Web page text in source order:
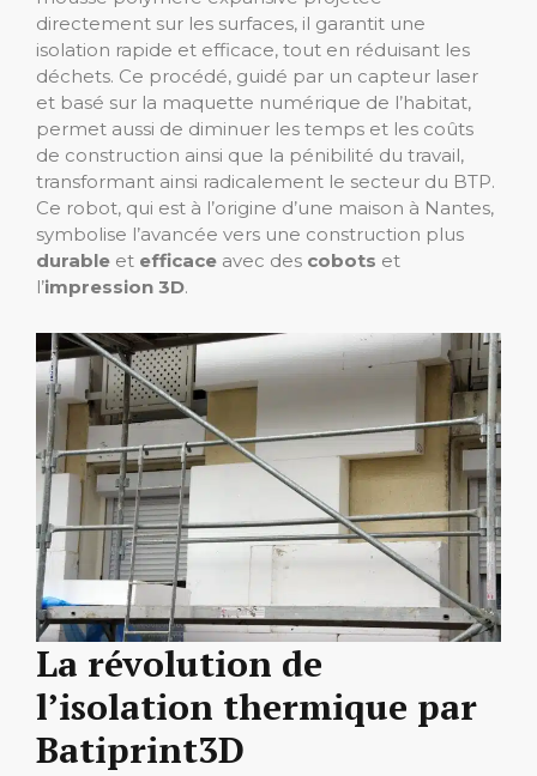
directement sur les surfaces, il garantit une
isolation rapide et efficace, tout en réduisant les
déchets. Ce procédé, guidé par un capteur laser
et basé sur la maquette numérique de l’habitat,
permet aussi de diminuer les temps et les coûts
de construction ainsi que la pénibilité du travail,
transformant ainsi radicalement le secteur du BTP.
Ce robot, qui est à l’origine d’une maison à Nantes,
symbolise l’avancée vers une construction plus
durable et efficace avec des cobots et
l’impression 3D.
La révolution de
l’isolation thermique par
Batiprint3D